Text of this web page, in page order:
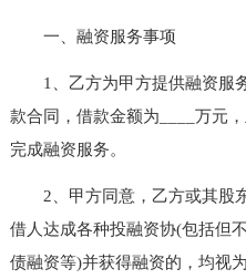
一、融资服务事项
1、乙方为甲方提供融资服
款合同，借款金额为____万元
完成融资服务。
2、甲方同意，乙方或其股东
借人达成各种投融资协(包括但
债融资等)并获得融资的，均视